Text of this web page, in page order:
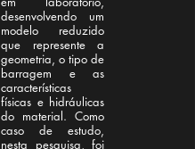
desenvolvendo um
modelo reduzido
que represente a
geometria, o tipo de
barragem e as
características
físicas e hidráulicas
do material. Como
caso de estudo,
nesta pesquisa, foi